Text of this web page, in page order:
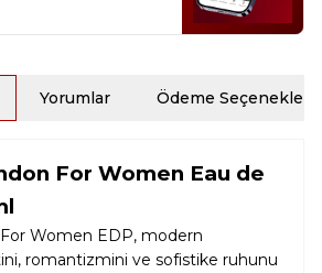
Yorumlar Ödeme Seçenekleri
For Women Eau de
Women EDP, modern
romantizmini ve sofistike ruhunu